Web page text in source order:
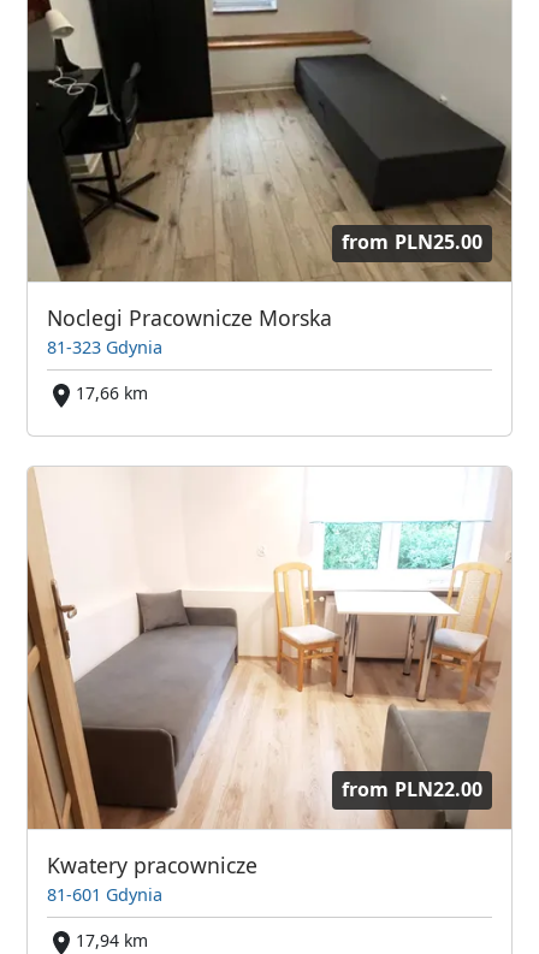
from PLN25.00
Noclegi Pracownicze Morska
81-323 Gdynia
17,66 km
from PLN22.00
Kwatery pracownicze
81-601 Gdynia
17,94 km